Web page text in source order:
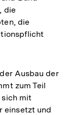
die
die
Ausbau der
zum Teil
sich mit
einsetzt und